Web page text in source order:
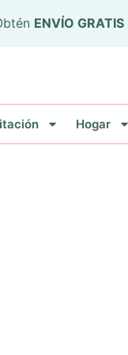
ENVÍO GRATIS
Hogar